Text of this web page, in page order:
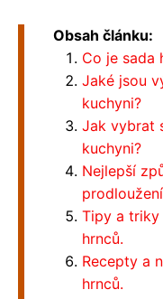
Obsah článku:
Co je sada
Jaké jsou
kuchyni?
Jak vybrat
kuchyni?
Nejlepší
Tipy a
hrnců.
Recepty a
hrnců.